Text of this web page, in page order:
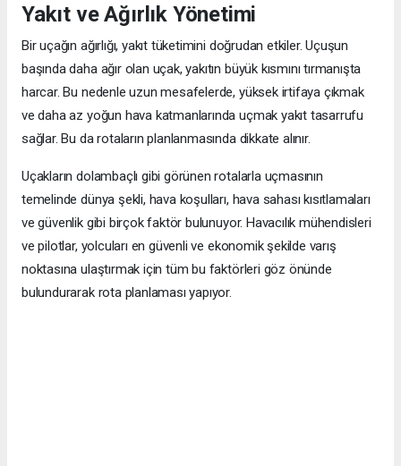
Yakıt ve Ağırlık Yönetimi
Bir uçağın ağırlığı, yakıt tüketimini doğrudan etkiler. Uçuşun
başında daha ağır olan uçak, yakıtın büyük kısmını tırmanışta
harcar. Bu nedenle uzun mesafelerde, yüksek irtifaya çıkmak
ve daha az yoğun hava katmanlarında uçmak yakıt tasarrufu
sağlar. Bu da rotaların planlanmasında dikkate alınır.
Uçakların dolambaçlı gibi görünen rotalarla uçmasının
temelinde dünya şekli, hava koşulları, hava sahası kısıtlamaları
ve güvenlik gibi birçok faktör bulunuyor. Havacılık mühendisleri
ve pilotlar, yolcuları en güvenli ve ekonomik şekilde varış
noktasına ulaştırmak için tüm bu faktörleri göz önünde
bulundurarak rota planlaması yapıyor.